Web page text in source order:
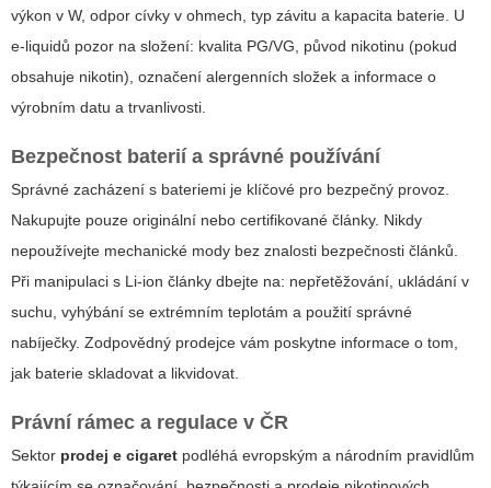
výkon v W, odpor cívky v ohmech, typ závitu a kapacita baterie. U
e-liquidů pozor na složení: kvalita PG/VG, původ nikotinu (pokud
obsahuje nikotin), označení alergenních složek a informace o
výrobním datu a trvanlivosti.
Bezpečnost baterií a správné používání
Správné zacházení s bateriemi je klíčové pro bezpečný provoz.
Nakupujte pouze originální nebo certifikované články. Nikdy
nepoužívejte mechanické mody bez znalosti bezpečnosti článků.
Při manipulaci s Li-ion články dbejte na: nepřetěžování, ukládání v
suchu, vyhýbání se extrémním teplotám a použití správné
nabíječky. Zodpovědný prodejce vám poskytne informace o tom,
jak baterie skladovat a likvidovat.
Právní rámec a regulace v ČR
Sektor prodej e cigaret podléhá evropským a národním pravidlům